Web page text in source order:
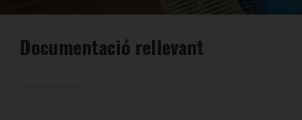
Documentació rellevant